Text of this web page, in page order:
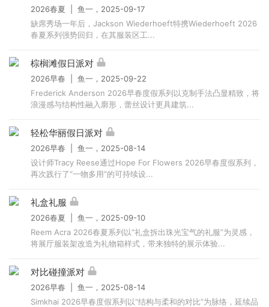
2026春夏 | 鱼一，2025-09-17
缺席秀场一年后，Jackson Wiederhoeft特携Wiederhoeft 2026
春夏系列强势回归，在其服装区工...
棕榈滩假日派对
2026早春 | 鱼一，2025-09-22
Frederick Anderson 2026早春度假系列以克制手法凸显精致，将
浪漫感与结构性融入廓形，蕾丝设计更具建筑...
轻松华丽假日派对
2026早春 | 鱼一，2025-08-14
设计师Tracy Reese通过Hope For Flowers 2026早春度假系列，
再次践行了“一物多用”的可持续设...
礼盒礼服
2026春夏 | 鱼一，2025-09-10
Reem Acra 2026春夏系列以“礼盒拆出珠光宝气的礼服”为灵感，
将展厅服装架改造为礼物箱样式，带来独特的展示体验...
对比碰撞派对
2026早春 | 鱼一，2025-08-14
Simkhai 2026早春度假系列以“结构与柔和的对比”为脉络，延续品